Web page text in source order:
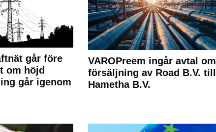
går före
om höjd
går igenom
VAROPreem ingår avtal om
försäljning av Road B.V. till
Hametha B.V.